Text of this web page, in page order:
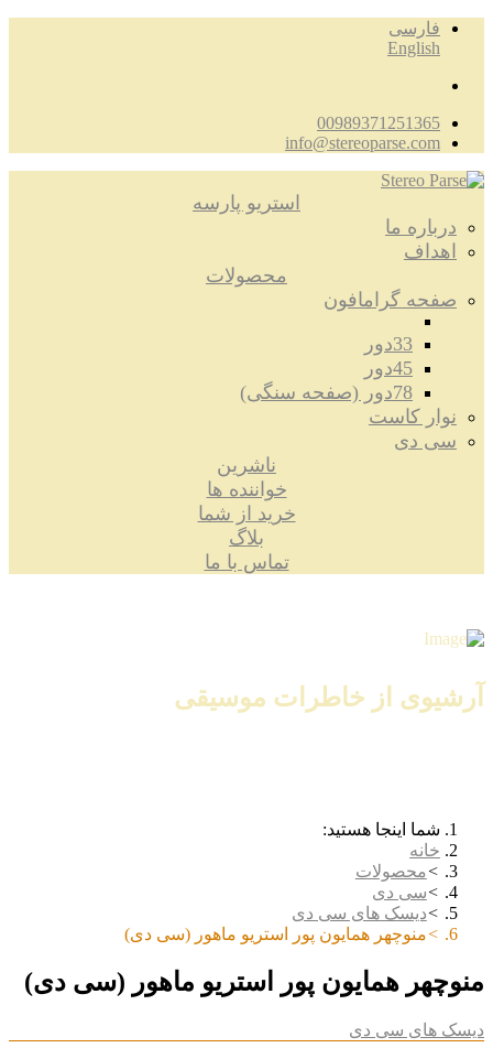
فارسی
English
00989371251365
info@stereoparse.com
استریو پارسه
درباره ما
اهداف
محصولات
صفحه گرامافون
33دور
45دور
78دور (صفحه سنگی)
نوار کاست
سی دی
ناشرین
خواننده ها
خرید از شما
بلاگ
تماس با ما
آرشیوی از خاطرات موسیقی
شما اینجا هستید:
خانه
محصولات
سی دی
دیسک های سی دی
منوچهر همایون پور استریو ماهور (سی دی)
منوچهر همایون پور استریو ماهور (سی دی)
دیسک های سی دی